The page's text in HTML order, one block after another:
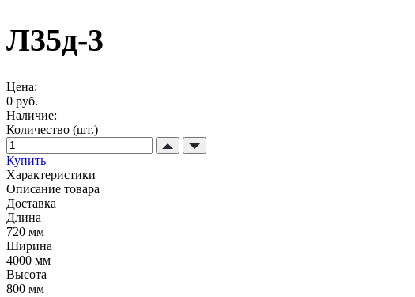
Л35д-3
Цена:
0 руб.
Наличие:
Количество (шт.)
Купить
Характеристики
Описание товара
Доставка
Длина
720 мм
Ширина
4000 мм
Высота
800 мм